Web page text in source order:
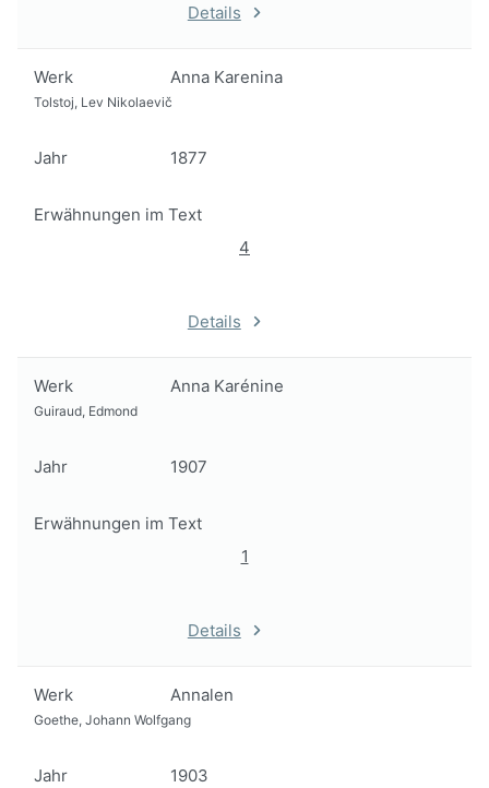
Details
Werk Anna Karenina
Tolstoj, Lev Nikolaevič
Jahr 1877
Erwähnungen im Text
4
Details
Werk Anna Karénine
Guiraud, Edmond
Jahr 1907
Erwähnungen im Text
1
Details
Werk Annalen
Goethe, Johann Wolfgang
Jahr 1903